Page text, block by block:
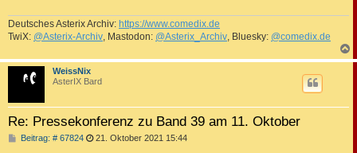
Deutsches Asterix Archiv: https://www.comedix.de
TwiX: @Asterix-Archiv, Mastodon: @Asterix_Archiv, Bluesky: @comedix.de
a
WeissNix
AsterIX Bard
Re: Pressekonferenz zu Band 39 am 11. Oktober
Beitrag: # 67824B 21. Oktober 2021 15:44